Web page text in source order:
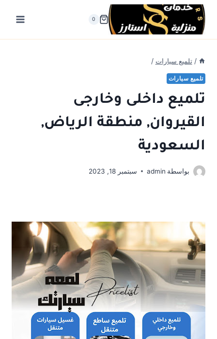
التجاوز
المحتوى
0
/ تلميع سيارات /
تلميع سيارات
تلميع داخلى وخارجى
القيروان, منطقة الرياض,
السعودية
بواسطة admin سبتمبر 18, 2023